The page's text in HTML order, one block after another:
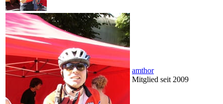
amthor
Mitglied seit 2009